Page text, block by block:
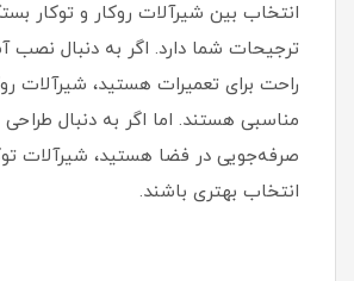
انتخاب بین شیرآلات روکار و توکار
ترجیحات شما دارد. اگر به دنبال
راحت برای تعمیرات هستید، شیرآلات
مناسبی هستند. اما اگر به دنبال
صرفه‌جویی در فضا هستید، شیرآلات
انتخاب بهتری باشند.